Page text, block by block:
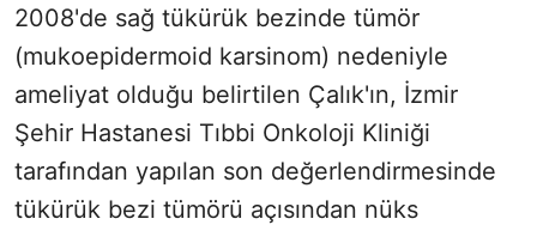
2008'de sağ tükürük bezinde tümör
(mukoepidermoid karsinom) nedeniyle
ameliyat olduğu belirtilen Çalık'ın, İzmir
Şehir Hastanesi Tıbbi Onkoloji Kliniği
tarafından yapılan son değerlendirmesinde
tükürük bezi tümörü açısından nüks